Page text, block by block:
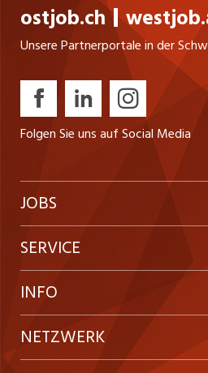
ostjob.ch
Unsere Partnerportale in der
Folgen Sie uns auf Social Media
JOBS
Jobabo abonnieren
Neue Stellen
Festanstellungen
Temporäre Jobs
SERVICE
Kundenlogin
Inserieren
Firmen
INFO
Preise und Leistungen
NETZWERK